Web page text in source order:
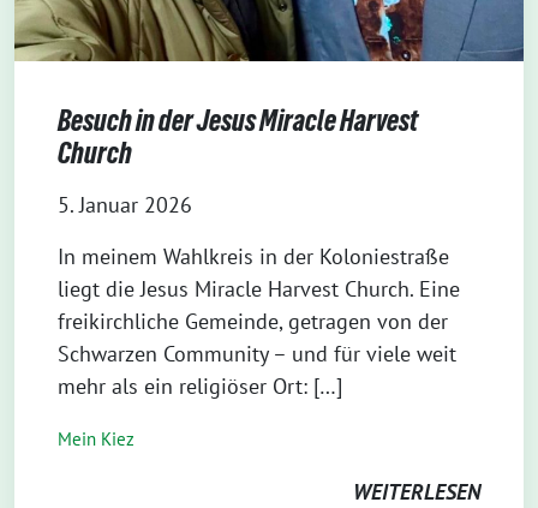
Besuch in der Jesus Miracle Harvest
Church
5. Januar 2026
In meinem Wahlkreis in der Koloniestraße
liegt die Jesus Miracle Harvest Church. Eine
freikirchliche Gemeinde, getragen von der
Schwarzen Community – und für viele weit
mehr als ein religiöser Ort: […]
Mein Kiez
WEITERLESEN